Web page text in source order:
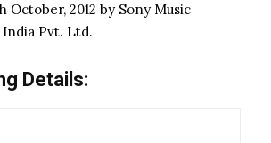
October, 2012 by Sony Music
Pvt. Ltd.
Details: